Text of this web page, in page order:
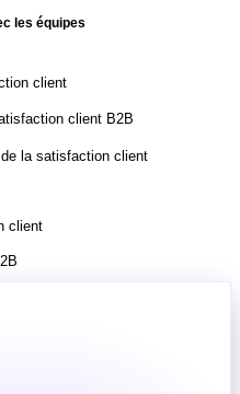
les équipes
client
client B2B
de la satisfaction client
client